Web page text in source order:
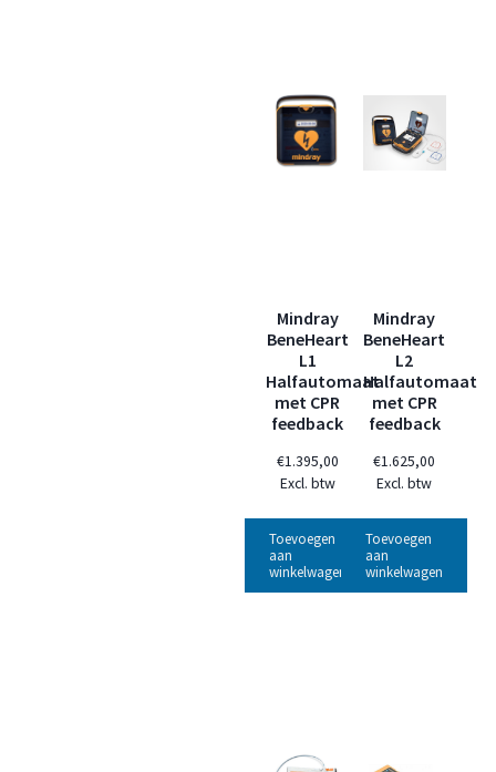
Mindray
BeneHeart
L1
Halfautomaat
met CPR
feedback
€1.395,00
Excl. btw
Toevoegen
aan
winkelwagen
Mindray
BeneHeart
L2
Halfautomaat
met CPR
feedback
€1.625,00
Excl. btw
Toevoegen
aan
winkelwagen